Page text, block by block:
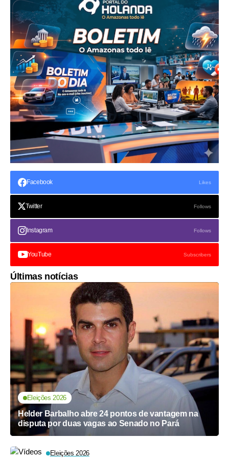
Facebook Likes
Twitter Follows
Instagram Follows
YouTube Subscribers
Últimas notícias
Eleições 2026
Helder Barbalho abre 24 pontos de vantagem na
disputa por duas vagas ao Senado no Pará
Eleições 2026